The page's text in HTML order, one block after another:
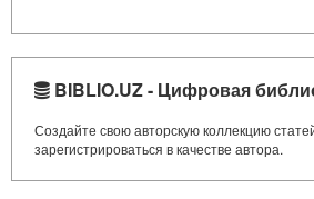
BIBLIO.UZ - Цифровая
Создайте свою авторскую коллекцию
зарегистрироваться в качестве автора.